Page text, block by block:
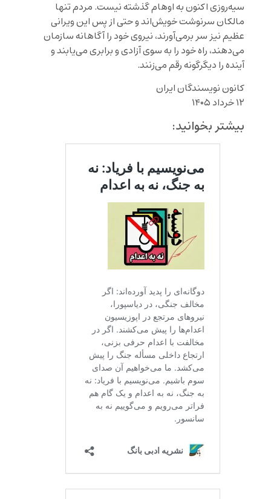
سیه‌روزی اکنون به اوهام گذشته نیست. مردم تنها
مالکان سرنوشت خویش‌اند و حتی از پس این ویرانی
عظیم نیز سر برمی‌آورند، نیروی خود را آگاهانه سازمان
می‌دهند، راه خود را به سوی آزادی و برابری می‌یابند و
آینده‌ را دیگرگونه رقم می‌زنند.
کانون نویسندگان ایران
۱۲ خرداد ۱۴۰۵
بیشتر بخوانید: